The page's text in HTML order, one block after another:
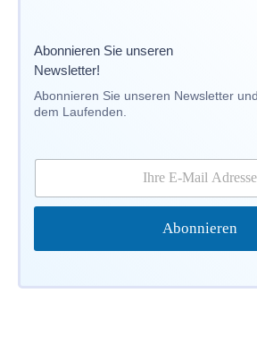
Abonnieren Sie unseren
Newsletter!
Abonnieren Sie unseren Newsletter
dem Laufenden.
M
l
Abonnieren